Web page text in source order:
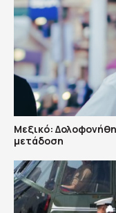
Μεξικό:
μετάδοση